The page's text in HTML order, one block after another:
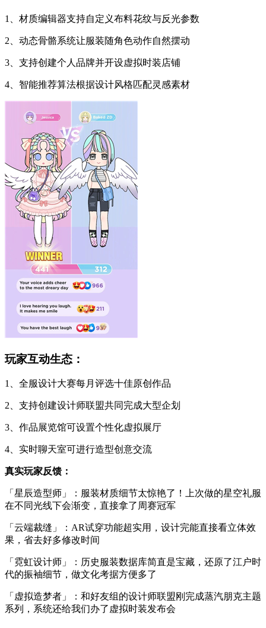
1、材质编辑器支持自定义布料花纹与反光参数
2、动态骨骼系统让服装随角色动作自然摆动
3、支持创建个人品牌并开设虚拟时装店铺
4、智能推荐算法根据设计风格匹配灵感素材
玩家互动生态：
1、全服设计大赛每月评选十佳原创作品
2、支持创建设计师联盟共同完成大型企划
3、作品展览馆可设置个性化虚拟展厅
4、实时聊天室可进行造型创意交流
真实玩家反馈：
「星辰造型师」：服装材质细节太惊艳了！上次做的星空礼服
在不同光线下会渐变，直接拿了周赛冠军
「云端裁缝」：AR试穿功能超实用，设计完能直接看立体效
果，省去好多修改时间
「霓虹设计师」：历史服装数据库简直是宝藏，还原了江户时
代的振袖细节，做文化考据方便多了
「虚拟造梦者」：和好友组的设计师联盟刚完成蒸汽朋克主题
系列，系统还给我们办了虚拟时装发布会